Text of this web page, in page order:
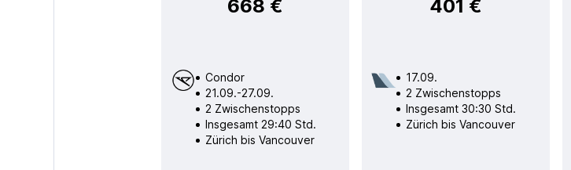
668 € 401 €
Condor
21.09.-27.09.
2 Zwischenstopps
Insgesamt 29:40 Std.
Zürich bis Vancouver
17.09.
2 Zwischenstopps
Insgesamt 30:30 Std.
Zürich bis Vancouver